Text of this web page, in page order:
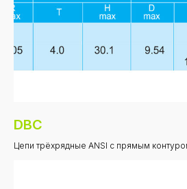
DBC
Цепи трёхрядные ANSI с прямым